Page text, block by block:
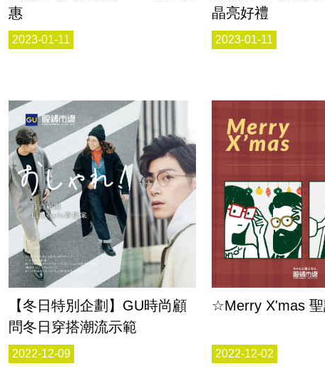
惠
2023-01-11
晶亮好禮
2023-01-11
【冬日特別企劃】GU時尚顧
問冬日穿搭潮流示範
2022-12-09
☆Merry X'mas
2022-12-02